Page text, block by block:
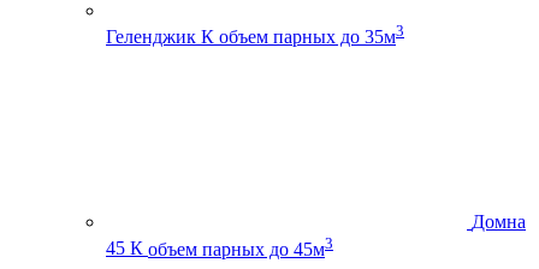
Геленджик К объем парных до 35м3
Домна
45 К объем парных до 45м3